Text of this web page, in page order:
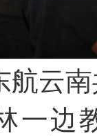
航云
边教